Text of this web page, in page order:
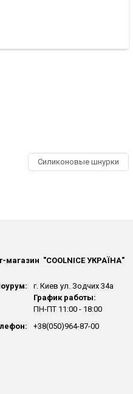
Силиконовые шнурки
магазин "СOOLNICE УКРАЇНА"
г. Киев ул. Зодчих 34а
График работы:
ПН-ПТ 11:00 - 18:00
+38(050)964-87-00